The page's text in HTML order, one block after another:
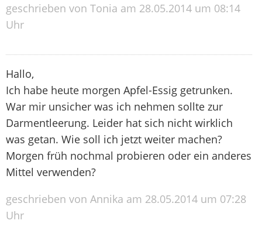
geschrieben von Tonia am 28.05.2014 um 08:14
Uhr
Hallo,
Ich habe heute morgen Apfel-Essig getrunken.
War mir unsicher was ich nehmen sollte zur
Darmentleerung. Leider hat sich nicht wirklich
was getan. Wie soll ich jetzt weiter machen?
Morgen früh nochmal probieren oder ein anderes
Mittel verwenden?
geschrieben von Annika am 28.05.2014 um 07:28
Uhr